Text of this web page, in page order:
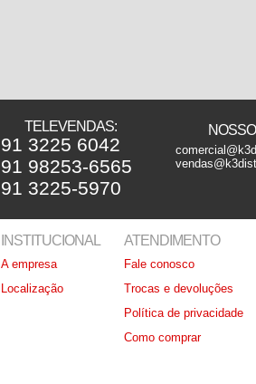
TELEVENDAS:
91 3225 6042
91 98253-6565
91 3225-5970
INSTITUCIONAL
A empresa
Localização
ATENDIMENTO
Fale conosco
Trocas e devoluções
Política de privacidade
Como comprar